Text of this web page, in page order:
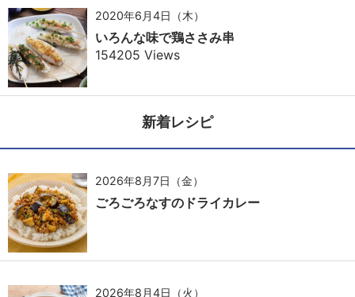
2020年6月4日（木）
いろんな味で鶏ささみ串
154205 Views
新着レシピ
2026年8月7日（金）
ごろごろなすのドライカレー
2026年8月4日（火）